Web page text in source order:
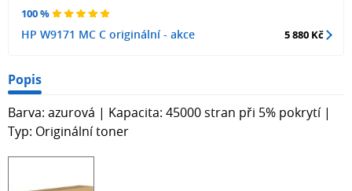
100 %
HP W9171 MC C originální - akce 5 880 Kč
Popis
Barva: azurová | Kapacita: 45000 stran při 5% pokrytí |
Typ: Originální toner